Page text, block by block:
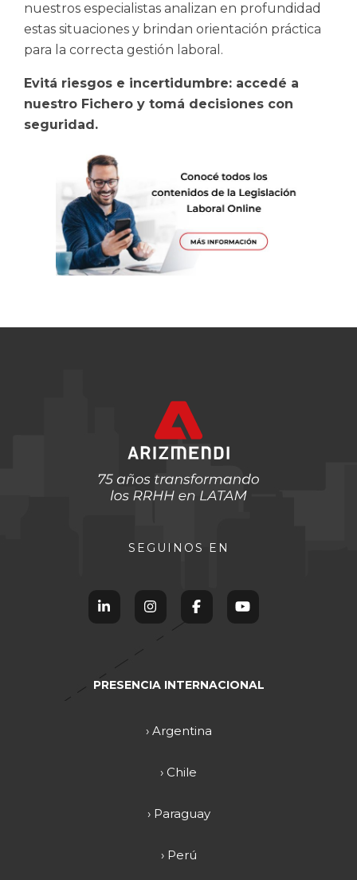
nuestros especialistas analizan en profundidad
estas situaciones y brindan orientación práctica
para la correcta gestión laboral.
Evitá riesgos e incertidumbre: accedé a
nuestro Fichero y tomá decisiones con
seguridad.
SEGUINOS EN
PRESENCIA INTERNACIONAL
› Argentina
› Chile
› Paraguay
› Perú